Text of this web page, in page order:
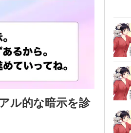
ル的な暗示を診